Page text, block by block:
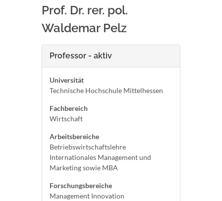
Prof. Dr. rer. pol.
Waldemar Pelz
Professor - aktiv
Universität
Technische Hochschule Mittelhessen
Fachbereich
Wirtschaft
Arbeitsbereiche
Betriebswirtschaftslehre
Internationales Management und
Marketing sowie MBA
Forschungsbereiche
Management Innovation